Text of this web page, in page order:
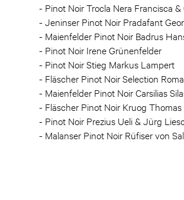
- Pinot Noir Trocla Nera Francisca
- Jeninser Pinot Noir Pradafant
- Maienfelder Pinot Noir Badrus
- Pinot Noir Irene Grünenfelder
- Pinot Noir Stieg Markus Lampert
- Fläscher Pinot Noir Selection
- Maienfelder Pinot Noir Carsilias
- Fläscher Pinot Noir Kruog
- Pinot Noir Prezius Ueli & Jürg
- Malanser Pinot Noir Rüfiser von